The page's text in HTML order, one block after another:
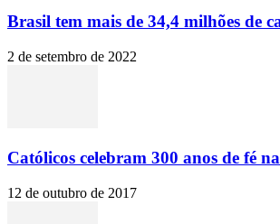
Brasil tem mais de 34,4 milhões de
2 de setembro de 2022
Católicos celebram 300 anos de fé
12 de outubro de 2017